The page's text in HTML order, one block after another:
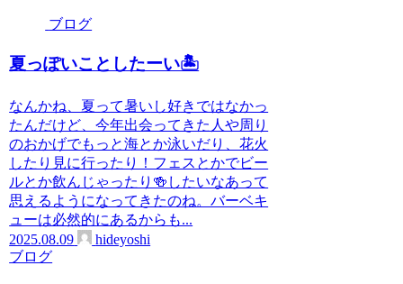
ブログ
夏っぽいことしたーい🏝️
なんかね、夏って暑いし好きではなかっ
たんだけど、今年出会ってきた人や周り
のおかげでもっと海とか泳いだり、花火
したり見に行ったり！フェスとかでビー
ルとか飲んじゃったり🍻したいなあって
思えるようになってきたのね。バーベキ
ューは必然的にあるからも...
2025.08.09
hideyoshi
ブログ